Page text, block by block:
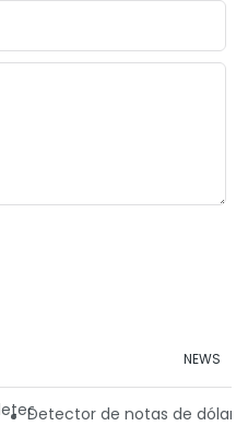
NEWS
de dinheiro ideal para
Detector de notas de dólar